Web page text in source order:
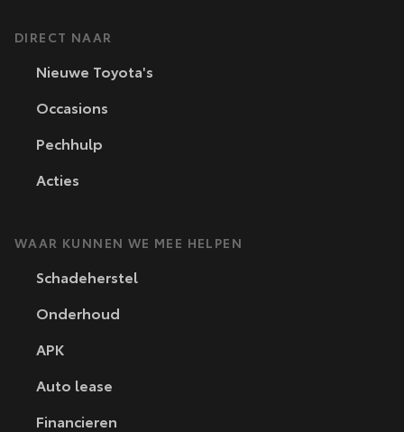
DIRECT NAAR
Nieuwe Toyota's
Occasions
Pechhulp
Acties
WAAR KUNNEN WE MEE HELPEN
Schadeherstel
Onderhoud
APK
Auto lease
Financieren